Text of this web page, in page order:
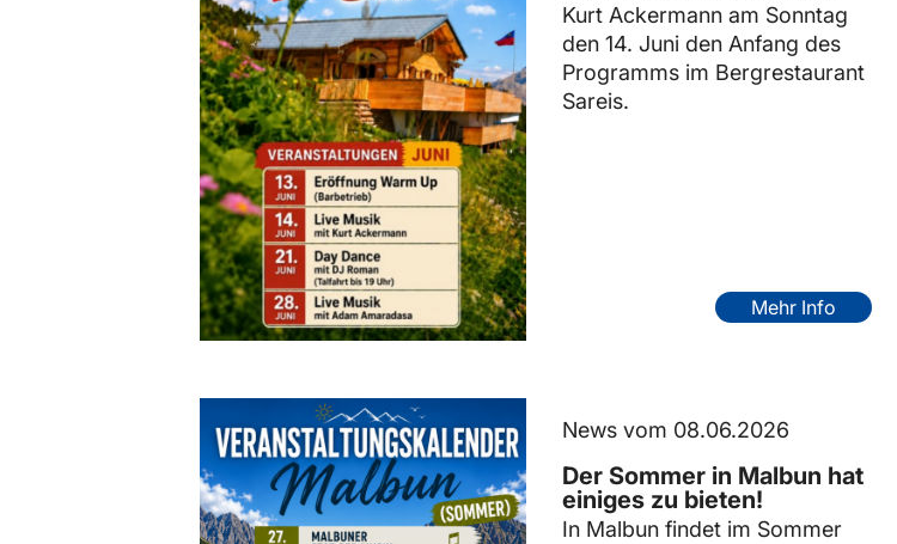
Kurt Ackermann am Sonntag
den 14. Juni den Anfang des
Programms im Bergrestaurant
Sareis.
Mehr Info
News vom 08.06.2026
Der Sommer in Malbun hat
einiges zu bieten!
In Malbun findet im Sommer